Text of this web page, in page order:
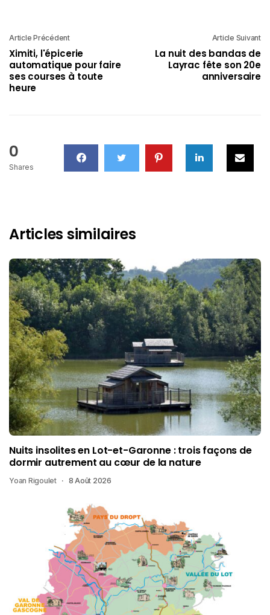
Article Précédent
Ximiti, l'épicerie
automatique pour faire
ses courses à toute
heure
Article Suivant
La nuit des bandas de
Layrac fête son 20e
anniversaire
0
Shares
Articles similaires
Nuits insolites en Lot-et-Garonne : trois façons de
dormir autrement au cœur de la nature
Yoan Rigoulet 8 Août 2026